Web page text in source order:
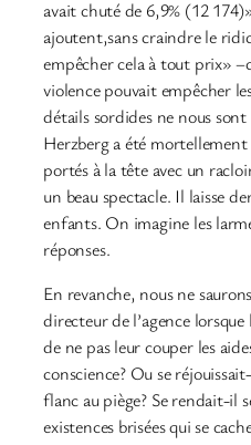
avait chuté de 6,9% (12
ajoutent,sans craindre le
empêcher cela à tout prix»
violence pouvait empêcher
détails sordides ne nous sont
Herzberg a été mortellement
portés à la tête avec un
un beau spectacle. Il laisse
enfants. On imagine les
réponses.
En revanche, nous ne
directeur de l’agence
de ne pas leur couper les
conscience? Ou se
flanc au piège? Se rendait-il
existences brisées qui se